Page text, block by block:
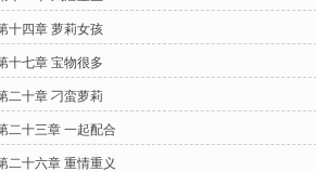
十四章 萝莉女孩
十七章 宝物很多
二十章 刁蛮萝莉
二十三章 一起配合
二十六章 重情重义